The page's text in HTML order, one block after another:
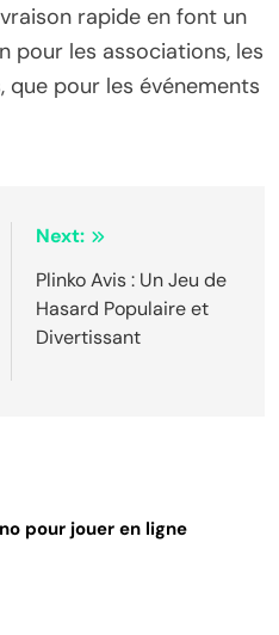
rapide en font un
pour les associations, les
que pour les événements
Next:
Plinko Avis : Un Jeu de
Hasard Populaire et
Divertissant
pour jouer en ligne